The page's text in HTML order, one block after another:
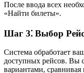
После ввода всех
«Найти билеты».
Шаг 3⁚ Выбор
Система обработает
доступных рейсов. Вы
вариантами,